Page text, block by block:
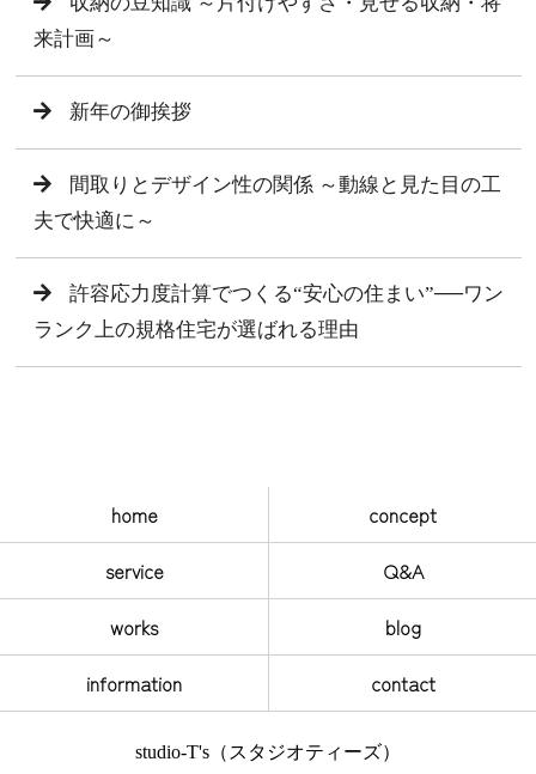
来計画～
新年の御挨拶
間取りとデザイン性の関係 ～動線と見た目の工
夫で快適に～
許容応力度計算でつくる“安心の住まい”──ワン
ランク上の規格住宅が選ばれる理由
home
concept
service
Q&A
works
blog
information
contact
studio-T's（スタジオティーズ）